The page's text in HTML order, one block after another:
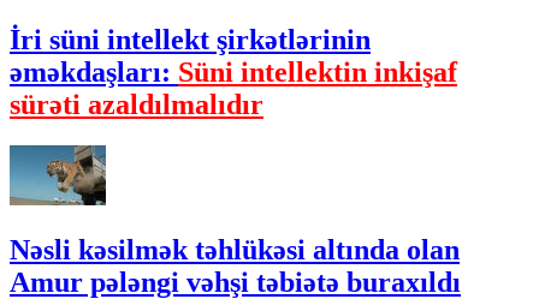
İri süni intellekt şirkətlərinin
əməkdaşları: Süni intellektin inkişaf
sürəti azaldılmalıdır
Nəsli kəsilmək təhlükəsi altında olan
Amur pələngi vəhşi təbiətə buraxıldı